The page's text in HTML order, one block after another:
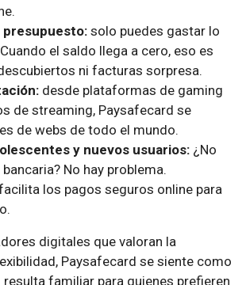
presupuesto: solo puedes gastar lo
el saldo llega a cero, eso es
ni facturas sorpresa.
desde plataformas de gaming
de streaming, Paysafecard se
de webs de todo el mundo.
y nuevos usuarios: ¿No
No hay problema.
los pagos seguros online para
digitales que valoran la
Paysafecard se siente como
resulta familiar para quienes prefieren